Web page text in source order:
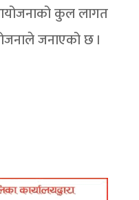
कुल लागत
जनाएको छ ।